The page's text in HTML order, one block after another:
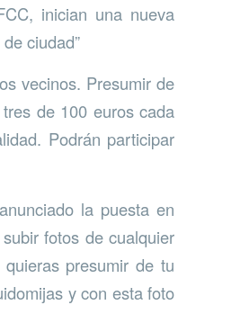
inician una nueva
ciudad”
vecinos. Presumir de
de 100 euros cada
Podrán participar
la puesta en
fotos de cualquier
presumir de tu
y con esta foto